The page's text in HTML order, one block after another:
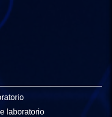
laboratorio